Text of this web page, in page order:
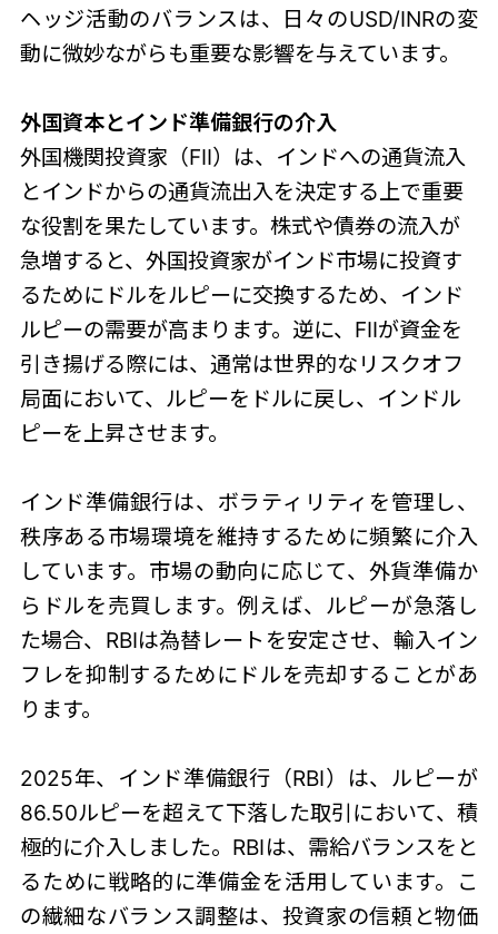
ヘッジ活動のバランスは、日々のUSD/INRの変
動に微妙ながらも重要な影響を与えています。
外国資本とインド準備銀行の介入
外国機関投資家（FII）は、インドへの通貨流入
とインドからの通貨流出入を決定する上で重要
な役割を果たしています。株式や債券の流入が
急増すると、外国投資家がインド市場に投資す
るためにドルをルピーに交換するため、インド
ルピーの需要が高まります。逆に、FIIが資金を
引き揚げる際には、通常は世界的なリスクオフ
局面において、ルピーをドルに戻し、インドル
ピーを上昇させます。
インド準備銀行は、ボラティリティを管理し、
秩序ある市場環境を維持するために頻繁に介入
しています。市場の動向に応じて、外貨準備か
らドルを売買します。例えば、ルピーが急落し
た場合、RBIは為替レートを安定させ、輸入イン
フレを抑制するためにドルを売却することがあ
ります。
2025年、インド準備銀行（RBI）は、ルピーが
86.50ルピーを超えて下落した取引において、積
極的に介入しました。RBIは、需給バランスをと
るために戦略的に準備金を活用しています。こ
の繊細なバランス調整は、投資家の信頼と物価